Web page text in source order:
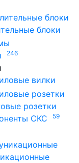
блоки
246
вилки
розетки
СКС
59